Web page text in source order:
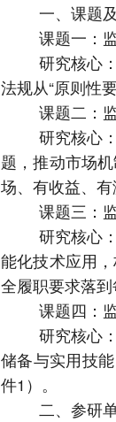
一、课题
课题一：
研究核心
法规从“原则性
课题二：
研究核心
题，推动市场
场、有收益、有
课题三：
研究核心
能化技术应用
全履职要求落到
课题四：
研究核心：
储备与实用技
件1）。
二、参研